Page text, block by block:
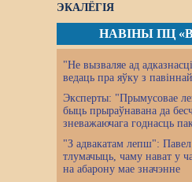
ЭКАЛЁГІЯ
НАВІНЫ ПЦ
"Не вызваляе ад
ведаць пра яўку з
Эксперты: "Прымусовае
быць прыраўнавана да
зневажаючага годнасць
"З адвакатам лепш":
тлумачыць, чаму нават у
на абарону мае значэнне